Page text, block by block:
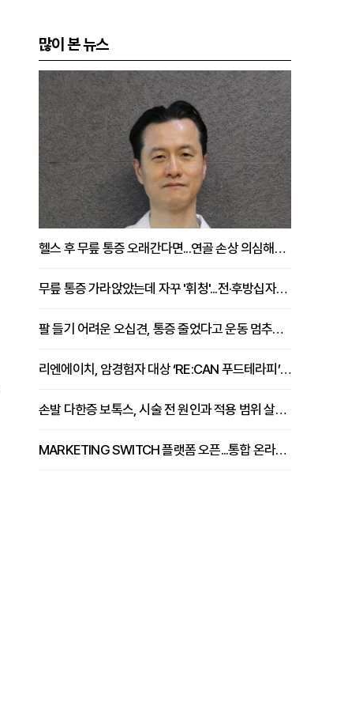
많이 본 뉴스
헬스 후 무릎 통증 오래간다면...연골 손상 의심해야 [김상범 원장 칼럼]
무릎 통증 가라앉았는데 자꾸 '휘청'...전·후방십자인대 파열 확인해야 [곽우경 원장 칼럼]
팔 들기 어려운 오십견, 통증 줄었다고 운동 멈추면 안 되는 이유 [이병욱 원장 칼럼]
리엔에이치, 암경험자 대상 ‘RE:CAN 푸드테라피’ 운영
손발 다한증 보톡스, 시술 전 원인과 적용 범위 살펴야 [강윤일 원장 칼럼]
MARKETING SWITCH 플랫폼 오픈...통합 온라인 마케팅 서비스 확대